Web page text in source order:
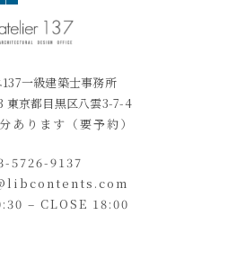
一級建築士事務所
東京都目黒区八雲3-7-4
あります（要予約）
5726-9137
– CLOSE 18:00